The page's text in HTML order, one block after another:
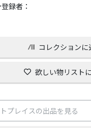
録者：
コレクションに
欲しい物リスト
プレイスの出品を見る